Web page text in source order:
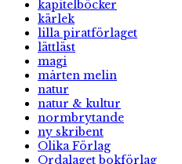
kapitelböcker
kärlek
lilla piratförlaget
lättläst
magi
mårten melin
natur
natur & kultur
normbrytande
ny skribent
Olika Förlag
Ordalaget bokförlag